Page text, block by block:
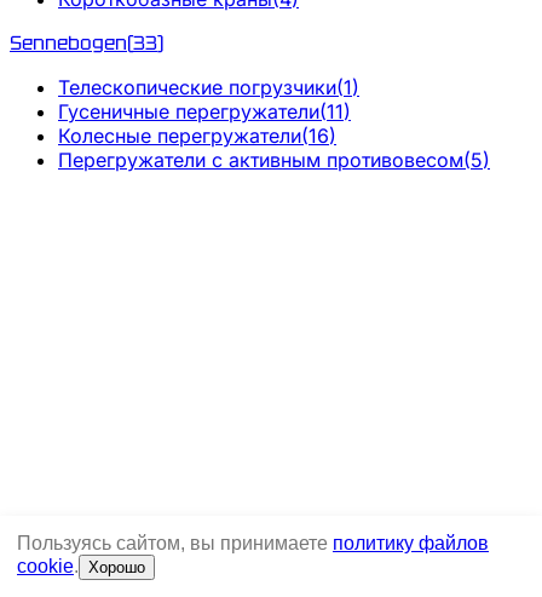
Sennebogen(33)
Телескопические погрузчики(1)
Гусеничные перегружатели(11)
Колесные перегружатели(16)
Перегружатели с активным противовесом(5)
Пользуясь сайтом, вы принимаете политику файлов
cookie. Хорошо